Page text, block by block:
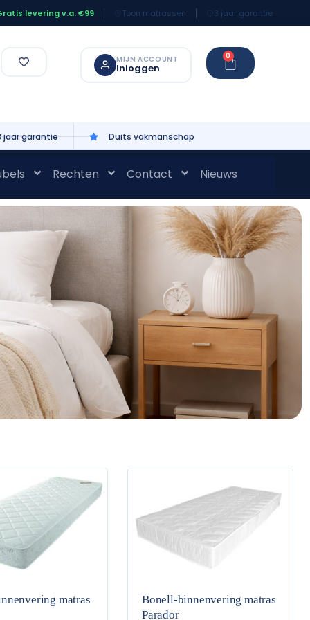
levering v.a. €99 Toon matrassen 3 jaar garantie
MIJN ACCOUNT
Inloggen
0
jaar garantie Duits vakmanschap
Rechten Contact Nieuws
matras
Bonell-binnenvering matras
Parador